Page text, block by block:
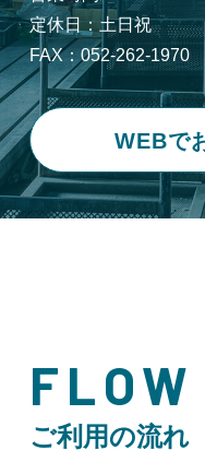
定休日：土日祝
FAX：052-262-1970
WEBで
FLOW
ご利用の流れ